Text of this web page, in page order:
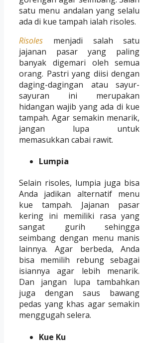
satu menu andalan yang selalu
ada di kue tampah ialah risoles.
Risoles menjadi salah satu
jajanan pasar yang paling
banyak digemari oleh semua
orang. Pastri yang diisi dengan
daging-dagingan atau sayur-
sayuran ini merupakan
hidangan wajib yang ada di kue
tampah. Agar semakin menarik,
jangan lupa untuk
memasukkan cabai rawit.
Lumpia
Selain risoles, lumpia juga bisa
Anda jadikan alternatif menu
kue tampah. Jajanan pasar
kering ini memiliki rasa yang
sangat gurih sehingga
seimbang dengan menu manis
lainnya. Agar berbeda, Anda
bisa memilih rebung sebagai
isiannya agar lebih menarik.
Dan jangan lupa tambahkan
juga dengan saus bawang
pedas yang khas agar semakin
menggugah selera.
Kue Ku